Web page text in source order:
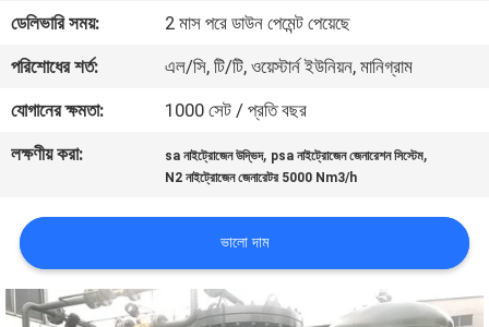
আমাদের
সাথে
যোগাযোগ
করুন
মামলা
ডেলিভারি সময়:
2 মাস পরে ডাউন পেমেন্ট পেয়েছে
পরিশোধের শর্ত:
এল/সি, টি/টি, ওয়েস্টার্ন ইউনিয়ন, মানিগ্রাম
যোগানের ক্ষমতা:
1000 সেট / প্রতি বছর
লক্ষণীয় করা:
sa নাইট্রোজেন উদ্ভিদ, psa নাইট্রোজেন জেনারেশন সিস্টেম,
N2 নাইট্রোজেন জেনারেটর 5000 Nm3/h
ভালো দাম